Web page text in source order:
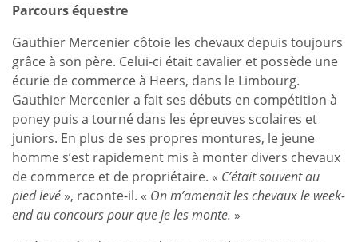
Parcours équestre
Gauthier Mercenier côtoie les chevaux depuis toujours
grâce à son père. Celui-ci était cavalier et possède une
écurie de commerce à Heers, dans le Limbourg.
Gauthier Mercenier a fait ses débuts en compétition à
poney puis a tourné dans les épreuves scolaires et
juniors. En plus de ses propres montures, le jeune
homme s’est rapidement mis à monter divers chevaux
de commerce et de propriétaire. « C’était souvent au
pied levé », raconte-il. « On m’amenait les chevaux le week-
end au concours pour que je les monte. »